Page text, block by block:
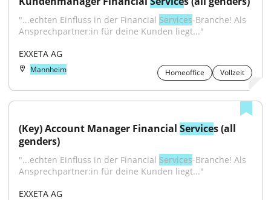
"...echten Einfluss in der Financial Services-Branche! Als
Ansprechpartner:in für deine Kunden liegt..."
EXXETA AG
Mannheim Homeoffice Vollzeit
(Key) Account Manager Financial Services (all
genders)
"...echten Einfluss in der Financial Services-Branche! Als
Ansprechpartner:in für deine Kunden liegt..."
EXXETA AG